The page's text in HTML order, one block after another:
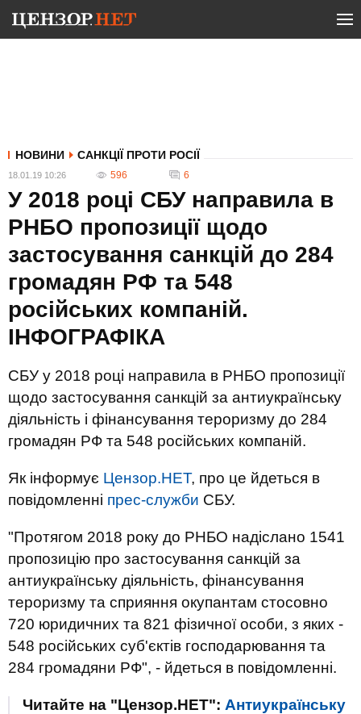
НОВИНИ САНКЦІЇ ПРОТИ РОСІЇ
18.01.19 10:26 596 6
У 2018 році СБУ направила в
РНБО пропозиції щодо
застосування санкцій до 284
громадян РФ та 548
російських компаній.
ІНФОГРАФІКА
СБУ у 2018 році направила в РНБО пропозиції
щодо застосування санкцій за антиукраїнську
діяльність і фінансування тероризму до 284
громадян РФ та 548 російських компаній.
Як інформує Цензор.НЕТ, про це йдеться в
повідомленні прес-служби СБУ.
"Протягом 2018 року до РНБО надіслано 1541
пропозицію про застосування санкцій за
антиукраїнську діяльність, фінансування
тероризму та сприяння окупантам стосовно
720 юридичних та 821 фізичної особи, з яких -
548 російських суб'єктів господарювання та
284 громадяни РФ", - йдеться в повідомленні.
Читайте на "Цензор.НЕТ": Антиукраїнську